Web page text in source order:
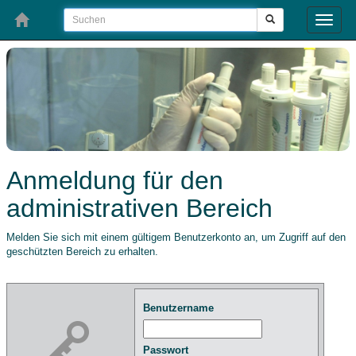
Toggle
Anmeldung für den
administrativen Bereich
Melden Sie sich mit einem gültigem Benutzerkonto an, um Zugriff auf den
geschützten Bereich zu erhalten.
Benutzername
Passwort